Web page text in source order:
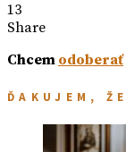
13
Share
Chcem odoberať
ĎAKUJEM,